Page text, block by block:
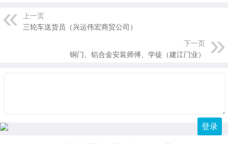
上一页
三轮车送货员（兴运伟宏商贸公司）
下一页
铜门、铝合金安装师傅、学徒（建江门业）
登录